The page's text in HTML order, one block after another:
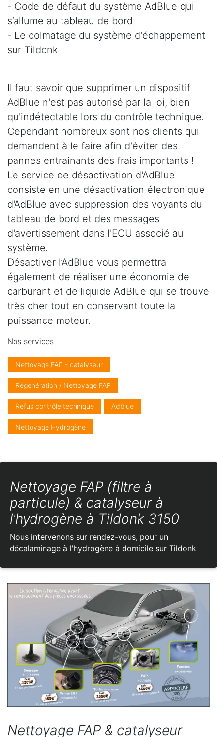
- Code de défaut du système AdBlue qui
s’allume au tableau de bord
- Le colmatage du système d'échappement
sur Tildonk
Il faut savoir que supprimer un dispositif
AdBlue n'est pas autorisé par la loi, bien
qu'indétectable lors du contrôle technique.
Cependant nombreux sont nos clients qui
demandent à le faire afin d'éviter des
pannes entrainants des frais importants !
Le service de désactivation d'AdBlue
consiste en une désactivation électronique
d'AdBlue avec suppression des voyants du
tableau de bord et des messages
d'avertissement dans l'ECU associé au
système.
Désactiver l’AdBlue vous permettra
également de réaliser une économie de
carburant et de liquide AdBlue qui se trouve
très cher tout en conservant toute la
puissance moteur.
Nos services
Nettoyage FAP - catalyseur
Régénération / Nettoyage FAP
Refus contrôle technique Adblue
Nettoyage Hydrogène
Nettoyage FAP (filtre à
particule) & catalyseur à
l'hydrogène à Tildonk 3150
Nous intervenons sur rendez-vous, pour un
décalaminage à l'hydrogène à domicile sur Tildonk
Nettoyage FAP & catalyseur